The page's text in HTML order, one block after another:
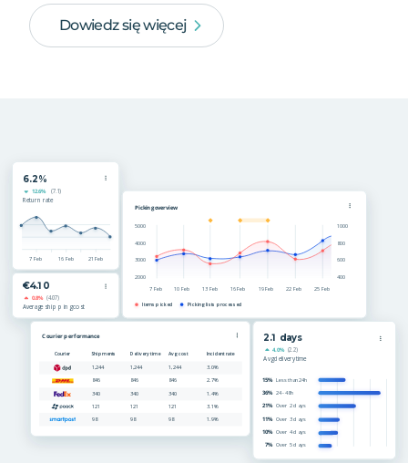
Dowiedz się więcej